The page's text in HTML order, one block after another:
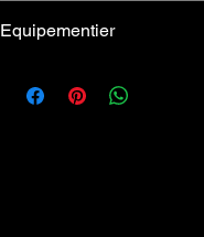
Equipementier